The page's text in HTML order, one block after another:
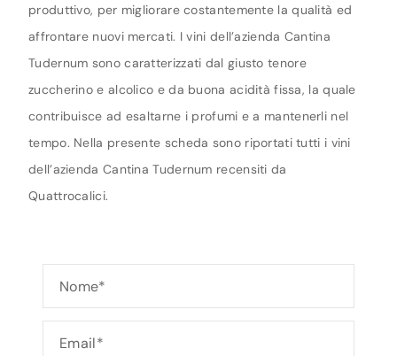
produttivo, per migliorare costantemente la qualità ed
affrontare nuovi mercati. I vini dell’azienda Cantina
Tudernum sono caratterizzati dal giusto tenore
zuccherino e alcolico e da buona acidità fissa, la quale
contribuisce ad esaltarne i profumi e a mantenerli nel
tempo. Nella presente scheda sono riportati tutti i vini
dell’azienda Cantina Tudernum recensiti da
Quattrocalici.